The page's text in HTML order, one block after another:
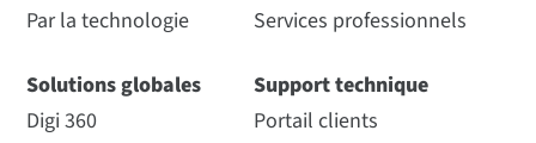
Par la technologie
Solutions globales
Digi 360
Services professionnels
Support technique
Portail clients